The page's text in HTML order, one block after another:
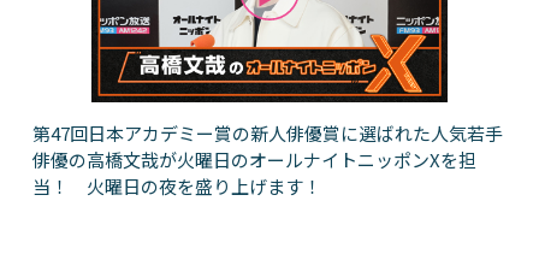
第47回日本アカデミー賞の新人俳優賞に選ばれた人気若手
俳優の高橋文哉が火曜日のオールナイトニッポンXを担
当！ 火曜日の夜を盛り上げます！